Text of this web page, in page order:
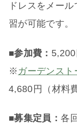
ドレスをメー
習が可能です。
■参加費： 5,200
※ガーデンス
4,680円（材料
■募集定員：各